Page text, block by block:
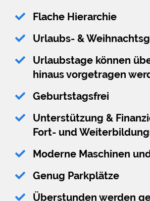
Flache Hierarchie
Urlaubs- &
Urlaubstage können
hinaus vorgetragen
Geburtstagsfrei
Unterstützung &
Fort- und
Moderne Maschinen
Genug Parkplätze
Überstunden werden